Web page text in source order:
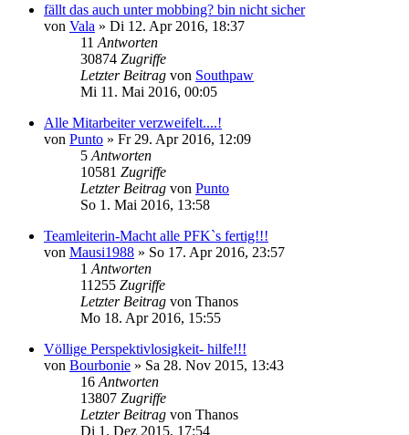
fällt das auch unter mobbing? bin nicht sicher
von Vala » Di 12. Apr 2016, 18:37
11 Antworten
30874 Zugriffe
Letzter Beitrag von Southpaw
Mi 11. Mai 2016, 00:05
Alle Mitarbeiter verzweifelt....!
von Punto » Fr 29. Apr 2016, 12:09
5 Antworten
10581 Zugriffe
Letzter Beitrag von Punto
So 1. Mai 2016, 13:58
Teamleiterin-Macht alle PFK`s fertig!!!
von Mausi1988 » So 17. Apr 2016, 23:57
1 Antworten
11255 Zugriffe
Letzter Beitrag von Thanos
Mo 18. Apr 2016, 15:55
Völlige Perspektivlosigkeit- hilfe!!!
von Bourbonie » Sa 28. Nov 2015, 13:43
16 Antworten
13807 Zugriffe
Letzter Beitrag von Thanos
Di 1. Dez 2015, 17:54